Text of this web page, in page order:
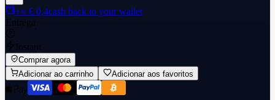
+≈ € 0,4cash back to your wallet
Entrega
Instant
Comprar agora
Adicionar ao carrinho
Adicionar aos favoritos